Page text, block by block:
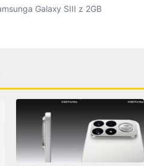
Galaxy SIII z 2GB